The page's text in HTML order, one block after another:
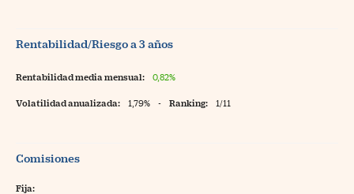
Rentabilidad/Riesgo a 3 años
Rentabilidad media mensual: 0,82%
Volatilidad anualizada: 1,79% - Ranking: 1/11
Comisiones
Fija: